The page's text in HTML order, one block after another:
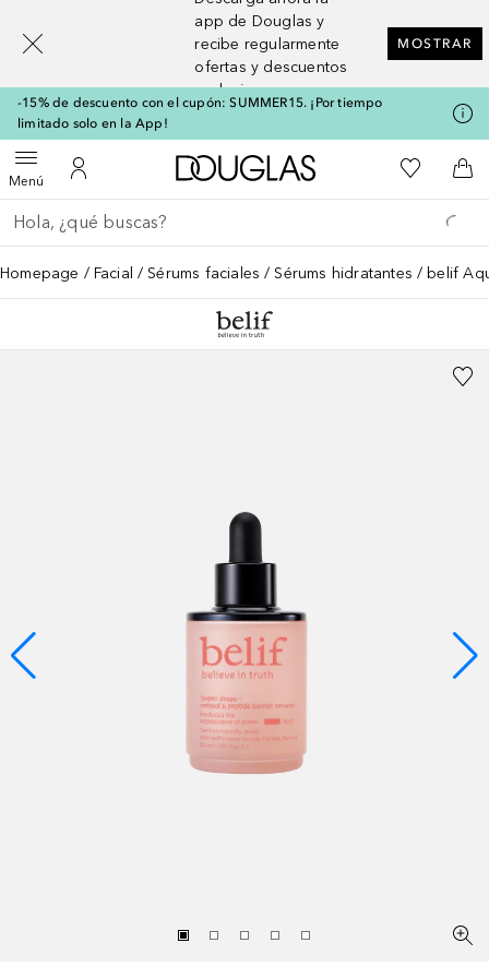
app de Douglas y
recibe regularmente
ofertas y descuentos
exclusivos
MOSTRAR
-15% de descuento con el cupón: SUMMER15. ¡Por tiempo
limitado solo en la App!
MenúAbrir menúMi cuenta
A Douglas HomeMi lista de
A
Regresar
Ejecutar búsqueda
Homepage Facial Sérums faciales Sérums hidratantes belif
[navigation.slideout.screenreader]